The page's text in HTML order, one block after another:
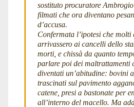
sostituto procuratore
filmati che ora diventano
d’accusa.
Confermata l’ipotesi che molti
arrivassero ai cancelli dello
morti, e chissà da quanto
parlare poi dei maltrattamenti
diventati un’abitudine: bovini
trascinati sul pavimento
catene, presi a bastonate per
all’interno del macello. Ma